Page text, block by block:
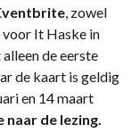
, zowel
voor It Haske in
de eerste
de kaart is geldig
en 14 maart
naar de lezing.